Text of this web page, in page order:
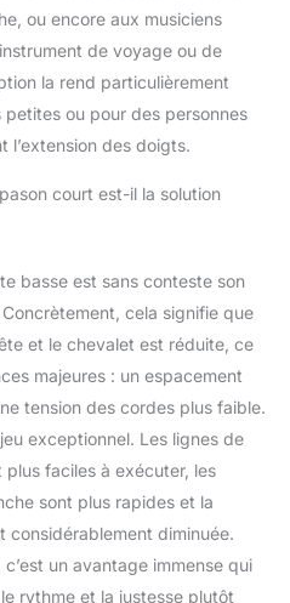
est une garantie de
qualité et de durabilité,
il inspire confiance et
créativité aux joueurs,
garantissant une
expérience de jeu
ou encore aux musiciens
de voyage ou de
la rend particulièrement
ou pour des personnes
l’extension des doigts.
court est-il la solution
basse est sans conteste son
cela signifie que
et le chevalet est réduite, ce
majeures : un espacement
tension des cordes plus faible.
exceptionnel. Les lignes de
faciles à exécuter, les
sont plus rapides et la
considérablement diminuée.
un avantage immense qui
rythme et la justesse plutôt